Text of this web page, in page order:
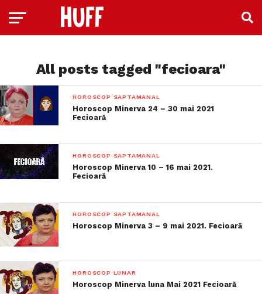
All posts tagged "fecioara"
HOROSCOP SAPTAMANAL
Horoscop Minerva 24 – 30 mai 2021
Fecioară
HOROSCOP SAPTAMANAL
Horoscop Minerva 10 – 16 mai 2021.
Fecioară
HOROSCOP SAPTAMANAL
Horoscop Minerva 3 – 9 mai 2021. Fecioară
HOROSCOP LUNAR
Horoscop Minerva luna Mai 2021 Fecioară